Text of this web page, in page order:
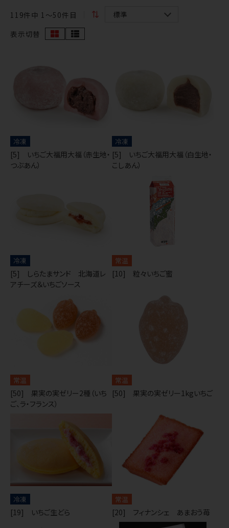
119件中 1〜50件目
表示切替
冷凍
[5] いちご大福用大福（赤生地・
つぶあん）
冷凍
[5] いちご大福用大福（白生地・
こしあん）
冷凍
[5] しらたまサンド 北海道レ
アチーズ＆いちごソース
常温
[10] 粒々いちご蜜
常温
[50] 果実の実ゼリー2種（いち
ご、ラ・フランス）
常温
[50] 果実の実ゼリー1kgいちご
冷凍
[19] いちご生どら
常温
[20] フィナンシェ あまおう苺